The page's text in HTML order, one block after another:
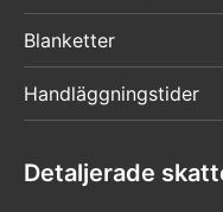
Blanketter
Handläggningstider
Detaljerade